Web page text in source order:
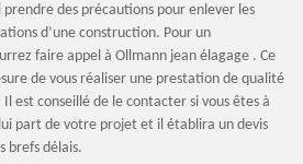
prendre des précautions pour enlever les
d’une construction. Pour un
faire appel à Ollmann jean élagage . Ce
de vous réaliser une prestation de qualité
Il est conseillé de le contacter si vous êtes à
part de votre projet et il établira un devis
brefs délais.